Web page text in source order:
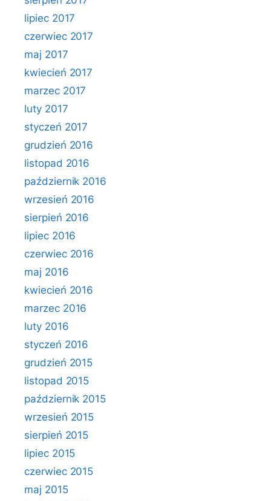
lipiec 2017
czerwiec 2017
maj 2017
kwiecień 2017
marzec 2017
luty 2017
styczeń 2017
grudzień 2016
listopad 2016
październik 2016
wrzesień 2016
sierpień 2016
lipiec 2016
czerwiec 2016
maj 2016
kwiecień 2016
marzec 2016
luty 2016
styczeń 2016
grudzień 2015
listopad 2015
październik 2015
wrzesień 2015
sierpień 2015
lipiec 2015
czerwiec 2015
maj 2015